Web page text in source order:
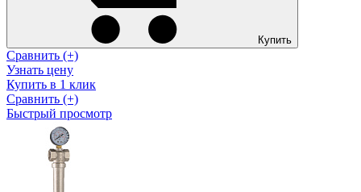
Купить
Сравнить (+)
Узнать цену
Купить в 1 клик
Сравнить (+)
Быстрый просмотр